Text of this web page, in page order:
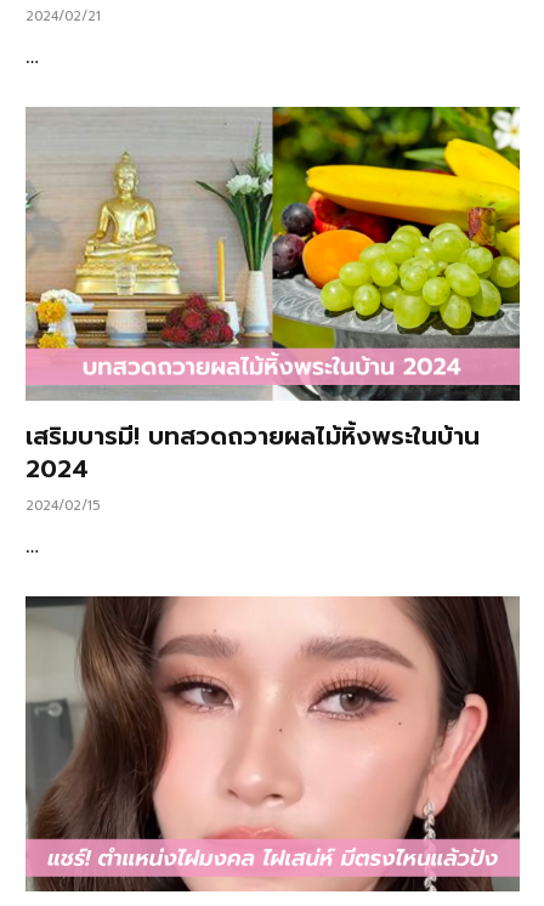
2024/02/21
…
เสริมบารมี! บทสวดถวายผลไม้หิ้งพระในบ้าน
2024
2024/02/15
…